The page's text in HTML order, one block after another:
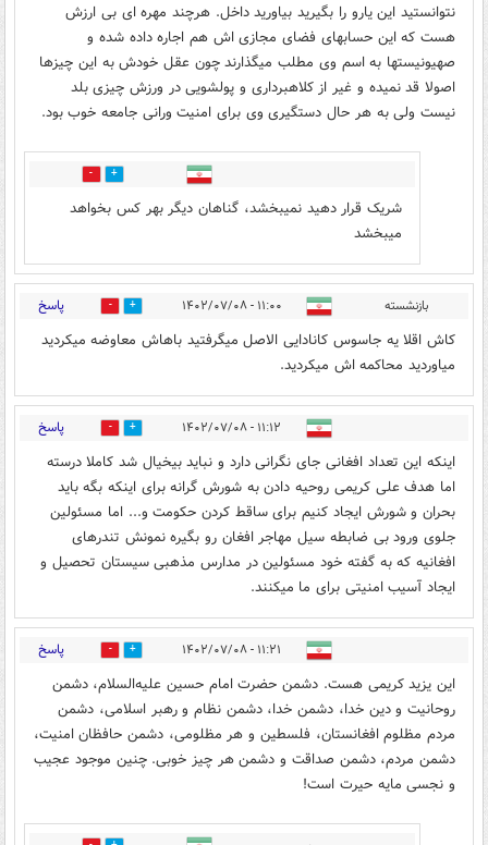
نتوانستید این یارو را بگیرید بیاورید داخل. هرچند مهره ای بی ارزش
هست که این حسابهای فضای مجازی اش هم اجاره داده شده و
صهیونیستها به اسم وی مطلب میگذارند چون عقل خودش به این چیزها
اصولا قد نمیده و غیر از کلاهبرداری و پولشویی در ورزش چیزی بلد
نیست ولی به هر حال دستگیری وی برای امنیت ورانی جامعه خوب بود.
0
شریک قرار دهید نمیبخشد، گناهان دیگر بهر کس بخواهد
میبخشد
بازنشسته ۱۱:۰۰ - ۱۴۰۲/۰۷/۰۸ 11 پاسخ
کاش اقلا یه جاسوس کانادایی الاصل میگرفتید باهاش معاوضه میکردید
میاوردید محاکمه اش میکردید.
۱۱:۱۲ - ۱۴۰۲/۰۷/۰۸ 20 پاسخ
اینکه این تعداد افغانی جای نگرانی دارد و نباید بیخیال شد کاملا درسته
اما هدف علی کریمی روحیه دادن به شورش گرانه برای اینکه بگه باید
بحران و شورش ایجاد کنیم برای ساقط کردن حکومت و... اما مسئولین
جلوی ورود بی ضابطه سیل مهاجر افغان رو بگیره نمونش تندرهای
افغانیه که به گفته خود مسئولین در مدارس مذهبی سیستان تحصیل و
ایجاد آسیب امنیتی برای ما میکنند.
۱۱:۲۱ - ۱۴۰۲/۰۷/۰۸ 16 پاسخ
این یزید کریمی هست. دشمن حضرت امام حسین علیه‌السلام، دشمن
روحانیت و دین خدا، دشمن خدا، دشمن نظام و رهبر اسلامی، دشمن
مردم مظلوم افغانستان، فلسطین و هر مظلومی، دشمن حافظان امنیت،
دشمن مردم، دشمن صداقت و دشمن هر چیز خوبی. چنین موجود عجیب
و نجسی مایه حیرت است!